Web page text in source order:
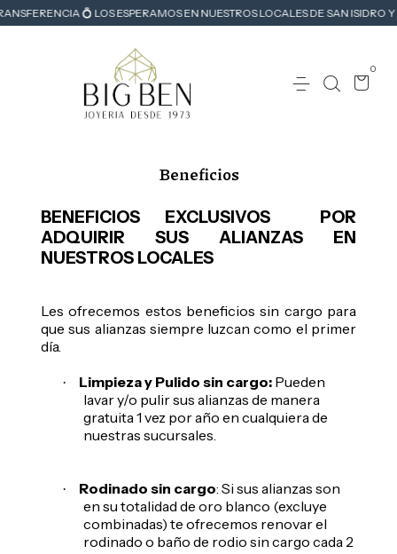
💍 LOS ESPERAMOS EN NUESTROS LOCALES DE SAN ISIDRO Y
0
Beneficios
BENEFICIOS EXCLUSIVOS POR
ADQUIRIR SUS ALIANZAS EN
NUESTROS LOCALES
Les ofrecemos estos beneficios sin cargo para
que sus alianzas siempre luzcan como el primer
día.
· Limpieza y Pulido sin cargo: Pueden
lavar y/o pulir sus alianzas de manera
gratuita 1 vez por año en cualquiera de
nuestras sucursales.
· Rodinado sin cargo: Si sus alianzas son
en su totalidad de oro blanco (excluye
combinadas) te ofrecemos renovar el
rodinado o baño de rodio sin cargo cada 2